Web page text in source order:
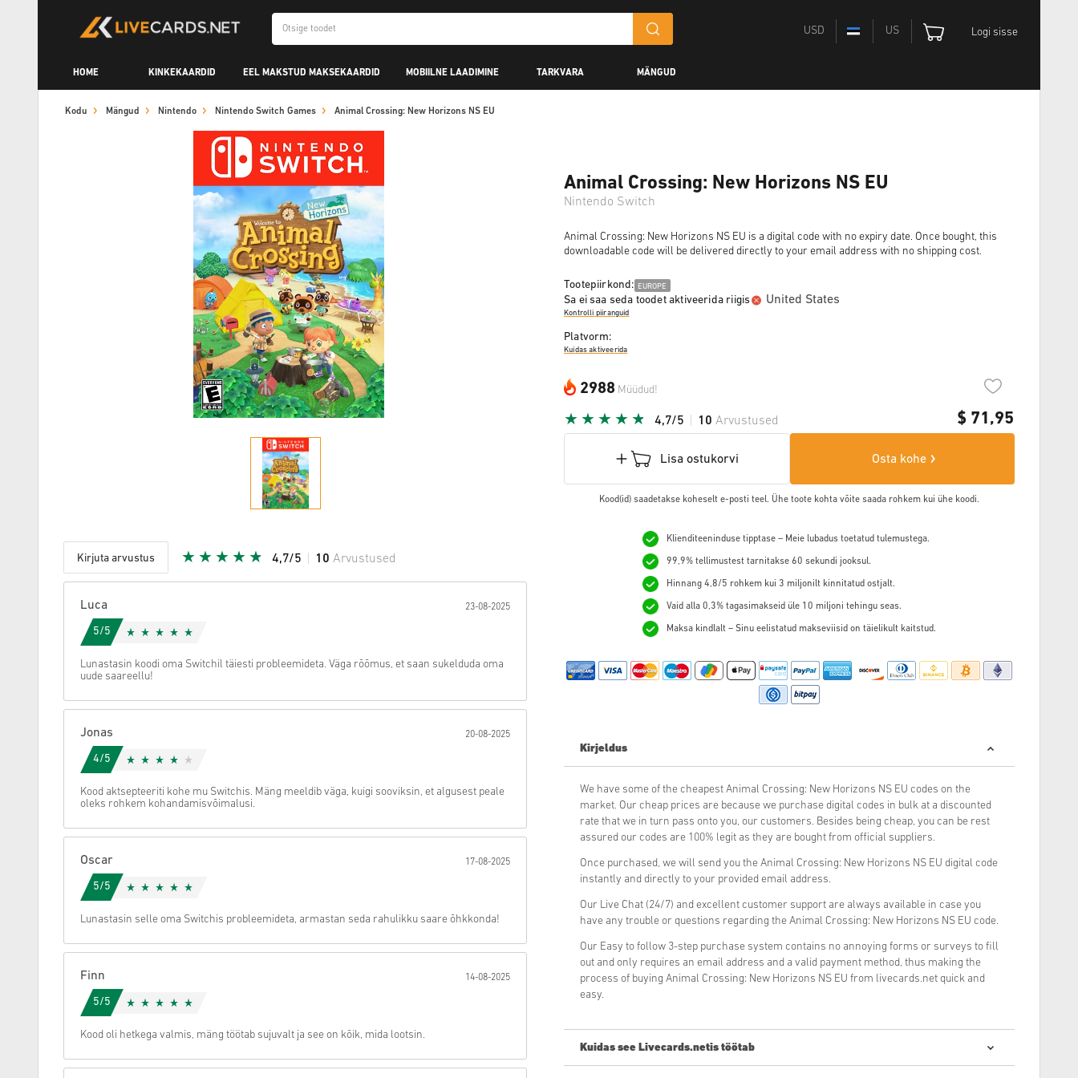
USD US Logi sisse
HOME KINKEKAARDID EEL MAKSTUD MAKSEKAARDID MOBIILNE LAADIMINE TARKVARA MÄNGUD
Kodu Mängud Nintendo Nintendo Switch Games Animal Crossing: New Horizons NS EU
Kirjuta arvustus 4,7/5 10 Arvustused
Tühista
Luca 23-08-2025
5/5
Lunastasin koodi oma Switchil täiesti probleemideta. Väga rõõmus, et saan sukelduda oma
uude saareellu!
Jonas 20-08-2025
4/5
Kood aktsepteeriti kohe mu Switchis. Mäng meeldib väga, kuigi sooviksin, et algusest peale
oleks rohkem kohandamisvõimalusi.
Oscar 17-08-2025
5/5
Lunastasin selle oma Switchis probleemideta, armastan seda rahulikku saare õhkkonda!
Finn 14-08-2025
5/5
Kood oli hetkega valmis, mäng töötab sujuvalt ja see on kõik, mida lootsin.
Animal Crossing: New Horizons NS EU
Nintendo Switch
Animal Crossing: New Horizons NS EU is a digital code with no expiry date. Once bought, this
downloadable code will be delivered directly to your email address with no shipping cost.
Tootepiirkond: EUROPE
Sa ei saa seda toodet aktiveerida riigis United States
Kontrolli piiranguid
Platvorm:
Kuidas aktiveerida
2988 Müüdud!
$ 71,95
4,7/5 10 Arvustused
Lisa ostukorvi Osta kohe
Kood(id) saadetakse koheselt e-posti teel. Ühe toote kohta võite saada rohkem kui ühe koodi.
Klienditeeninduse tipptase – Meie lubadus toetatud tulemustega.
99,9% tellimustest tarnitakse 60 sekundi jooksul.
Hinnang 4,8/5 rohkem kui 3 miljonilt kinnitatud ostjalt.
Vaid alla 0,3% tagasimakseid üle 10 miljoni tehingu seas.
Maksa kindlalt – Sinu eelistatud makseviisid on täielikult kaitstud.
Kirjeldus
We have some of the cheapest Animal Crossing: New Horizons NS EU codes on the
market. Our cheap prices are because we purchase digital codes in bulk at a discounted
rate that we in turn pass onto you, our customers. Besides being cheap, you can be rest
assured our codes are 100% legit as they are bought from official suppliers.
Once purchased, we will send you the Animal Crossing: New Horizons NS EU digital code
instantly and directly to your provided email address.
Our Live Chat (24/7) and excellent customer support are always available in case you
have any trouble or questions regarding the Animal Crossing: New Horizons NS EU code.
Our Easy to follow 3-step purchase system contains no annoying forms or surveys to fill
out and only requires an email address and a valid payment method, thus making the
process of buying Animal Crossing: New Horizons NS EU from livecards.net quick and
easy.
Kuidas see Livecards.netis töötab